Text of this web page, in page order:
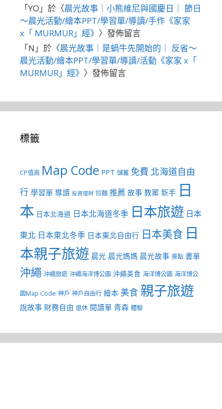
「YO 」於〈晨光故事｜小熊維尼與國慶日｜ 節日
～晨光活動/繪本PPT/學習單/導讀/手作《家家
x「 MURMUR」經》 〉發佈留言
「N 」於〈晨光故事｜是蝸牛先開始的｜ 反省～
晨光活動/繪本PPT/學習單/導讀/活動《家家 x「
MURMUR」經》 〉發佈留言
標籤
CP值高 Map Code PPT 儲蓄 免費 北海道自由
行 學習單 導讀 投資理財 拉麵 推薦 故事 教案 新手 日
本 日本北海道 日本北海道冬季 日本旅遊 日本
東北 日本東北冬季 日本東北自由行 日本美食 日
本親子旅遊 晨光 晨光媽媽 晨光故事 景點 書單
沖繩 沖繩旅遊 沖繩海洋博公園 沖繩美食 海洋博公園 海洋博公
園Map Code 神戶 神戶自由行 繪本 美食 親子旅遊
說故事 財務自由 退休 閱讀單 青森 體驗